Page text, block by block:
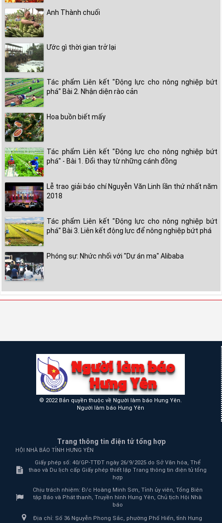
Anh Thành chuối
Ước gì thời gian trở lại
Tác phẩm Liên kết "Động lực cho nông nghiệp bứt
phá" Bài 2. Nhận diện rào cản
Hoa buồn biết mấy
Tác phẩm Liên kết "Động lực cho nông nghiệp bứt
phá" - Bài 1. Đổi thay từ những cánh đồng
Lễ trao giải báo chí Nguyễn Văn Linh lần thứ nhất năm
2018
Tác phẩm Liên kết "Động lực cho nông nghiệp bứt
phá" Bài 3. Liên kết động lực để nông nghiệp bứt phá
Phóng sự: Nhức nhối với "Dự án ma" Alibaba
© 2022 Bản quyền thuộc về Người làm báo Hưng Yên.
Người làm báo Hưng Yên
Trang thông tin điện tử tổng hợp
HỘI NHÀ BÁO TỈNH HƯNG YÊN
Giấy phép số: 40/GP-TTĐT ngày 26/9/2025 do Sở Văn hóa, Thể
thao và Du lịch cấp Giấy phép thiết lập Trang thông tin điện tử tổng
hợp
Chịu trách nhiệm: Đ/c Hoàng Minh Sơn, Tỉnh ủy viên, Tổng Biên
tập Báo và Phát thanh, Truyền hình Hưng Yên, Chủ tịch Hội Nhà
báo
Địa chỉ: Số 36 Nguyễn Phong Sắc, phường Phố Hiến, tỉnh Hưng